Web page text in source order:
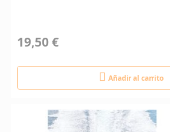
19,50 €
Añadir al carrito